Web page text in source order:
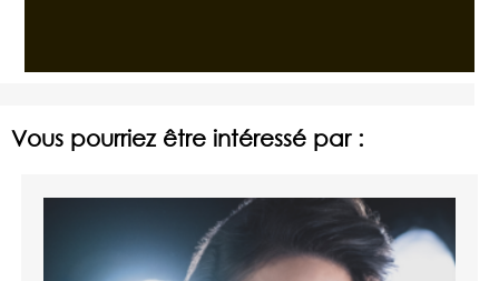
Vous pourriez être intéressé par :